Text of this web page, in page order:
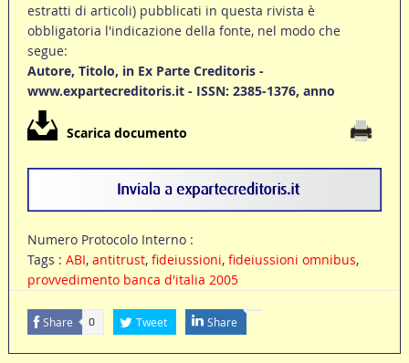
estratti di articoli) pubblicati in questa rivista è
obbligatoria l'indicazione della fonte, nel modo che
segue:
Autore, Titolo, in Ex Parte Creditoris -
www.expartecreditoris.it - ISSN: 2385-1376, anno
Scarica documento
Numero Protocolo Interno :
Tags : ABI, antitrust, fideiussioni, fideiussioni omnibus,
provvedimento banca d'italia 2005
Share 0 Tweet Share